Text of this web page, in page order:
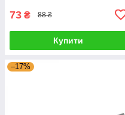
73 ₴ 88 ₴
Купити
–17%